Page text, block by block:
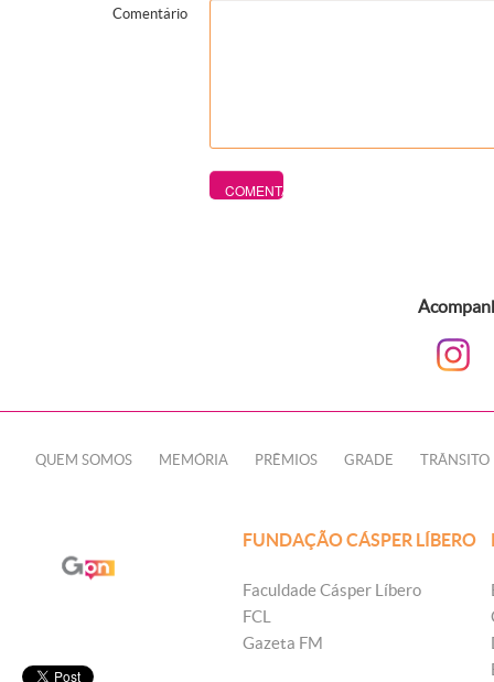
Comentário
QUEM SOMOS MEMÓRIA PRÊMIOS GRADE TRÂNSITO
FUNDAÇÃO CÁSPER LÍBERO
Faculdade Cásper Líbero
FCL
Gazeta FM